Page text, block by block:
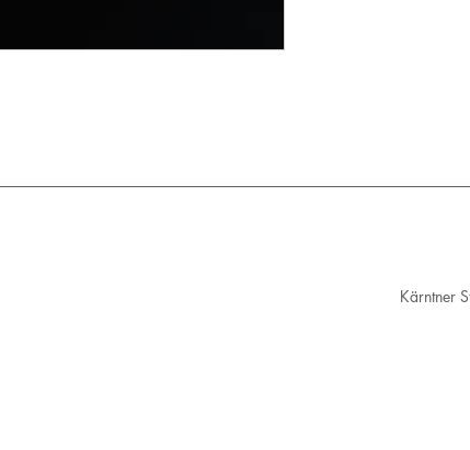
Kärntner